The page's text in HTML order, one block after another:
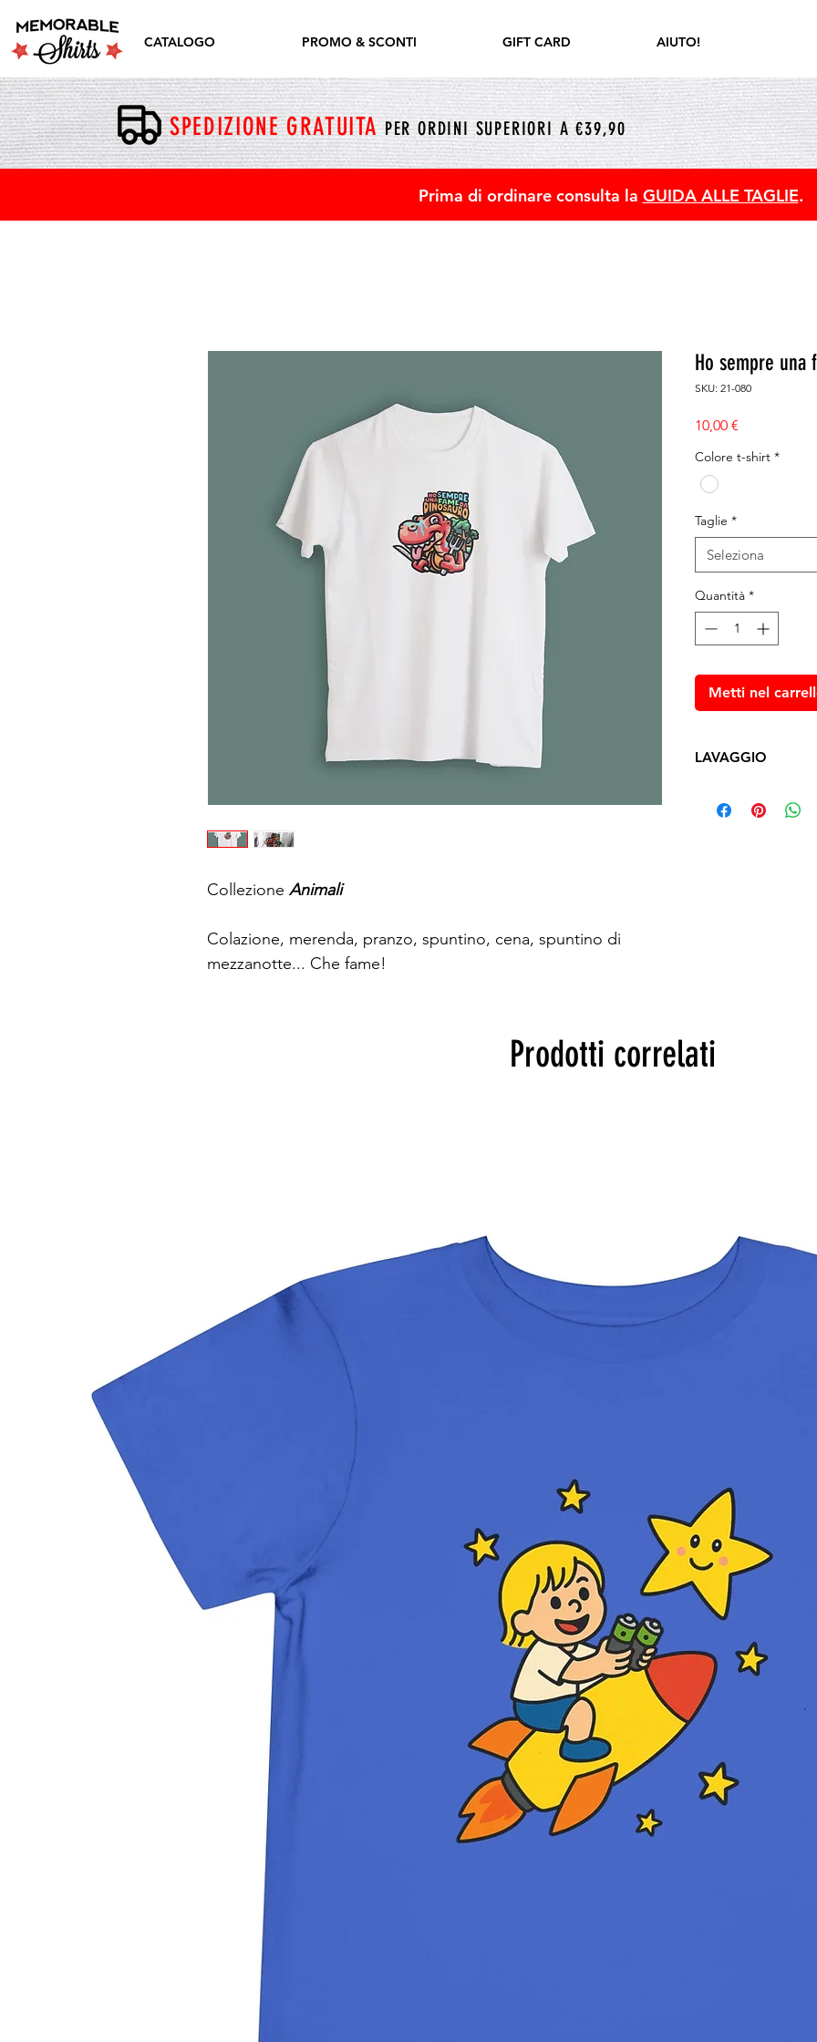
CATALOGO PROMO & SCONTI GIFT CARD AIUTO!
SPEDIZIONE GRATUITAPER ORDINI SUPERIORI A €39,90
Prima di ordinare consulta la GUIDA ALLE TAGLIE.
Collezione Animali
Colazione, merenda, pranzo, spuntino, cena, spuntino di
mezzanotte... Che fame!
Ho sempre
SKU: 21-080
10,00 €
Colore t-shirt *
Taglie *
Seleziona
Quantità *
Metti nel
LAVAGGIO
cioècon la stampa
Prodotti correlati